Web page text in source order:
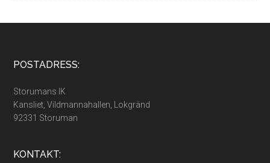
Footer
POSTADRESS:
Storumans IK
Kansliet, Vildmannahallen, Lokgränd
92331 Storuman
KONTAKT: